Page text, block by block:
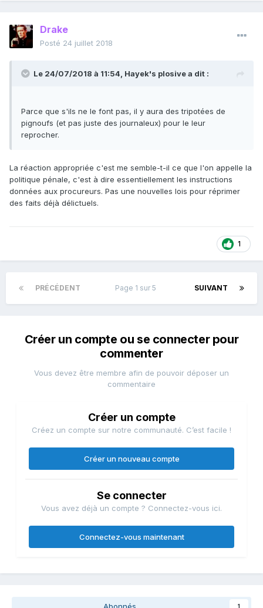
Drake
Posté 24 juillet 2018
Le 24/07/2018 à 11:54, Hayek's plosivea dit :
Parce que s'ils ne le font pas, il y aura des tripotées de
pignoufs (et pas juste des journaleux) pour le leur
reprocher.
La réaction appropriée c'est me semble-t-il ce que l'on appelle la
politique pénale, c'est à dire essentiellement les instructions
données aux procureurs. Pas une nouvelles lois pour réprimer
des faits déjà délictuels.
1
PRÉCÉDENT SUIVANT
Page 1 sur 5
Créer un compte ou se connecter pour
commenter
Vous devez être membre afin de pouvoir déposer un
commentaire
Créer un compte
Créez un compte sur notre communauté. C’est facile !
Créer un nouveau compte
Se connecter
Vous avez déjà un compte ? Connectez-vous ici.
Connectez-vous maintenant
1